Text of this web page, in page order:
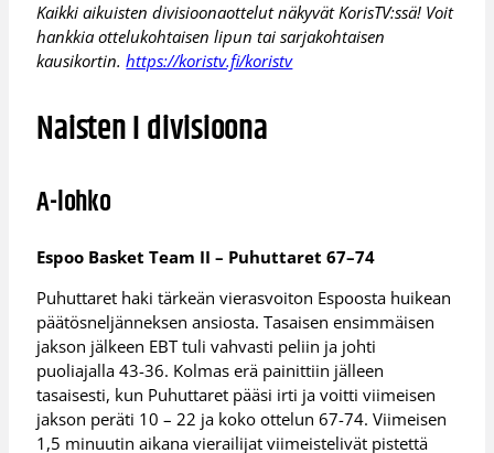
Kaikki aikuisten divisioonaottelut näkyvät KorisTV:ssä! Voit
hankkia ottelukohtaisen lipun tai sarjakohtaisen
kausikortin.https://koristv.fi/koristv
Naisten I divisioona
A-lohko
Espoo Basket Team II – Puhuttaret 67–74
Puhuttaret haki tärkeän vierasvoiton Espoosta huikean
päätösneljänneksen ansiosta. Tasaisen ensimmäisen
jakson jälkeen EBT tuli vahvasti peliin ja johti
puoliajalla 43-36. Kolmas erä painittiin jälleen
tasaisesti, kun Puhuttaret pääsi irti ja voitti viimeisen
jakson peräti 10 – 22 ja koko ottelun 67-74. Viimeisen
1,5 minuutin aikana vierailijat viimeistelivät pistettä